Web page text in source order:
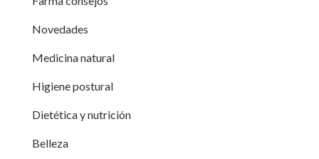
Novedades
Medicina natural
Higiene postural
Dietética y nutrición
Belleza